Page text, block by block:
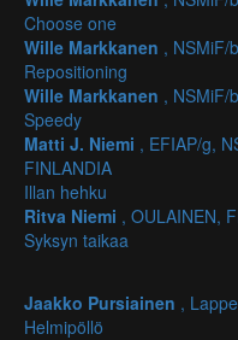
Choose one
Wille Markkanen , NSMiF/
Repositioning
Wille Markkanen , NSMiF/
Speedy
Matti J. Niemi , EFIAP/g,
FINLANDIA
Illan hehku
Ritva Niemi , OULAINEN,
Syksyn taikaa
Jaakko Pursiainen ,
Helmipöllö